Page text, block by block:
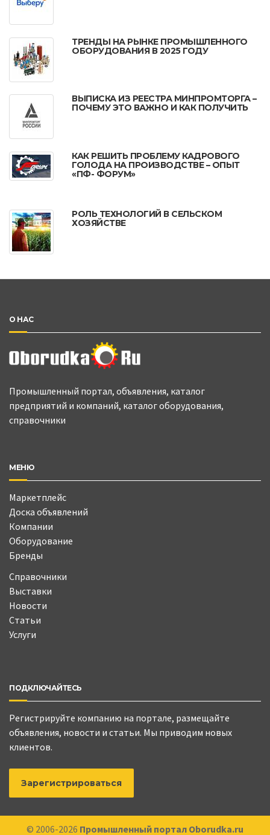
ТРЕНДЫ НА РЫНКЕ ПРОМЫШЛЕННОГО
ОБОРУДОВАНИЯ В 2025 ГОДУ
ВЫПИСКА ИЗ РЕЕСТРА МИНПРОМТОРГА –
ПОЧЕМУ ЭТО ВАЖНО И КАК ПОЛУЧИТЬ
КАК РЕШИТЬ ПРОБЛЕМУ КАДРОВОГО
ГОЛОДА НА ПРОИЗВОДСТВЕ – ОПЫТ
«ПФ- ФОРУМ»
РОЛЬ ТЕХНОЛОГИЙ В СЕЛЬСКОМ
ХОЗЯЙСТВЕ
О НАС
Промышленный портал, объявления, каталог
предприятий и компаний, каталог оборудования,
справочники
МЕНЮ
Маркетплейс
Доска объявлений
Компании
Оборудование
Бренды
Справочники
Выставки
Новости
Статьи
Услуги
ПОДКЛЮЧАЙТЕСЬ
Регистрируйте компанию на портале, размещайте
объявления, новости и статьи. Мы приводим новых
клиентов.
Зарегистрироваться
© 2006-2026 Промышленный портал Oborudka.ru